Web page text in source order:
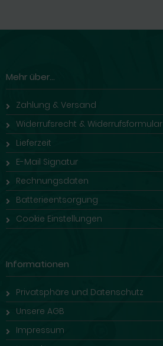
Mehr über...
Zahlung & Versand
Widerrufsrecht & Widerrufsformular
Lieferzeit
E-Mail Signatur
Rechnungsdaten
Batterieentsorgung
Cookie Einstellungen
Informationen
Privatsphäre und Datenschutz
Unsere AGB
Impressum